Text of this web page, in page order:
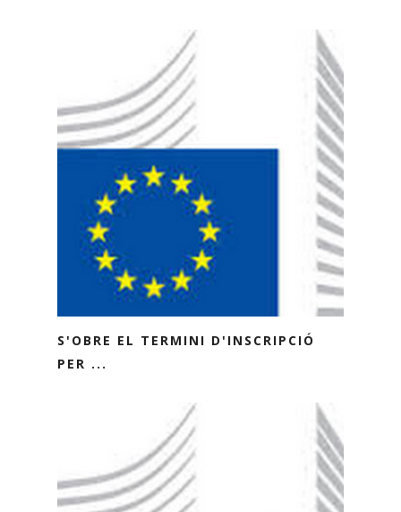
S'OBRE EL TERMINI D'INSCRIPCIÓ
PER ...